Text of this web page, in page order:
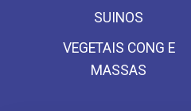
SUINOS
VEGETAIS CONG E
MASSAS